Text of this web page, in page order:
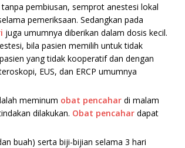
pembiusan, semprot anestesi lokal
pemeriksaan. Sedangkan pada
juga umumnya diberikan dalam dosis kecil.
bila pasien memilih untuk tidak
yang tidak kooperatif dan dengan
EUS, dan ERCP umumnya
meminum obat pencahar di malam
dilakukan. Obat pencahar dapat
buah) serta biji-bijian selama 3 hari